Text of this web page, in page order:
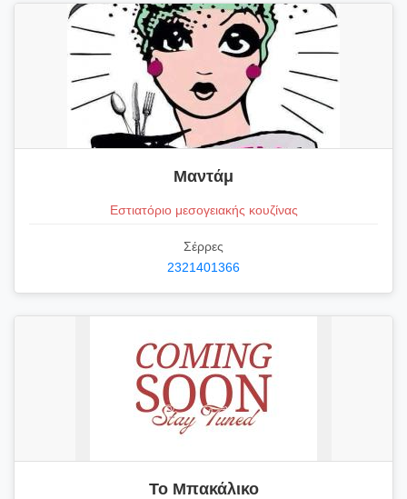
Μαντάμ
Εστιατόριο μεσογειακής κουζίνας
Σέρρες
2321401366
Το Μπακάλικο